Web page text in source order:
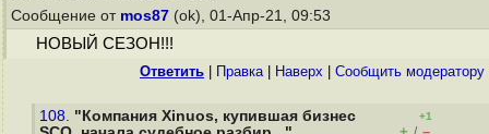
Сообщение от mos87 (ok), 01-Апр-21, 09:53
НОВЫЙ СЕЗОН!!!
Ответить Правка| Наверх Cообщить модератору
108. "Компания Xinuos, купившая бизнес
+1